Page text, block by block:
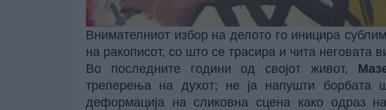
Внимателниот избор на делото го иницира
на ракописот, со што се трасира и чита неговата
Во последните години од својот живот,
треперења на духот; не ја напушти борбата
деформација на сликовна сцена како одраз